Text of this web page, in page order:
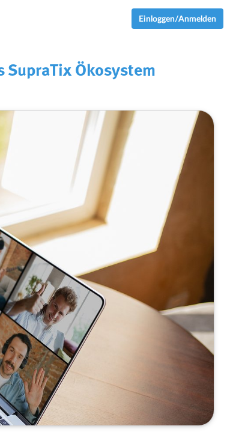
Einloggen/Anmelden
SupraTix Ökosystem